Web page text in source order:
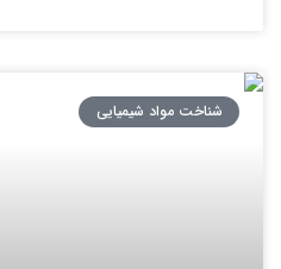
شناخت مواد شیمیایی